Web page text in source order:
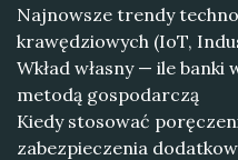
Najnowsze trendy
krawędziowych (IoT,
Wkład własny — ile
metodą gospodarczą
Kiedy stosować
zabezpieczenia